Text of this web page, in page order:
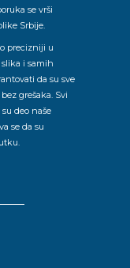
se vrši
Srbije.
precizniji u
i samih
da su sve
grešaka. Svi
deo naše
se da su